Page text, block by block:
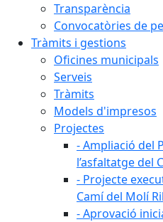
Transparència
Convocatòries de
Tràmits i gestions
Oficines municipals
Serveis
Tràmits
Models d'impresos
Projectes
- Ampliació del
l’asfaltatge del
- Projecte
Camí del Molí
- Aprovació